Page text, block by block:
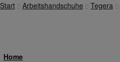
Start Arbeitshandschuhe Tegera
Home